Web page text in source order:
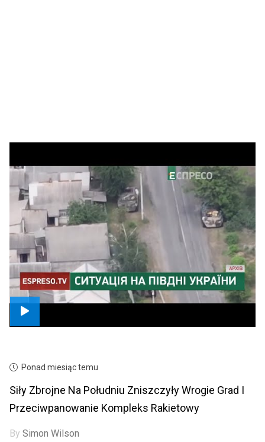
Ponad miesiąc temu
Siły Zbrojne Na Południu Zniszczyły Wrogie Grad I
Przeciwpanowanie Kompleks Rakietowy
BySimon Wilson